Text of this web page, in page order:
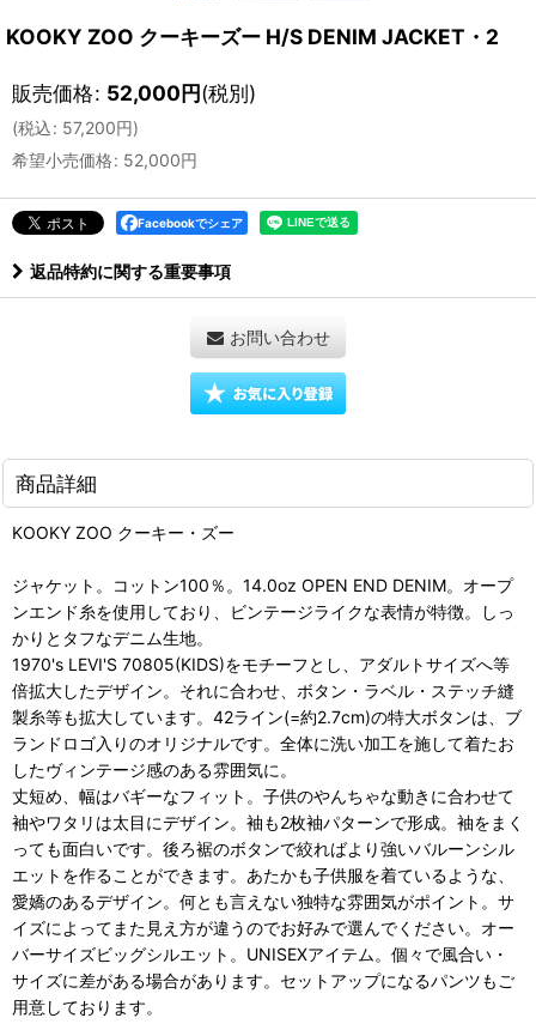
KOOKY ZOO クーキーズー H/S DENIM JACKET・2
販売価格: 52,000円(税別)
(税込: 57,200円)
希望小売価格: 52,000円
Facebookでシェア
返品特約に関する重要事項
お問い合わせ
商品詳細
KOOKY ZOO クーキー・ズー
ジャケット。コットン100％。14.0oz OPEN END DENIM。オープ
ンエンド糸を使用しており、ビンテージライクな表情が特徴。しっ
かりとタフなデニム生地。
1970's LEVI'S 70805(KIDS)をモチーフとし、アダルトサイズへ等
倍拡大したデザイン。それに合わせ、ボタン・ラベル・ステッチ縫
製糸等も拡大しています。42ライン(=約2.7cm)の特大ボタンは、ブ
ランドロゴ入りのオリジナルです。全体に洗い加工を施して着たお
したヴィンテージ感のある雰囲気に。
丈短め、幅はバギーなフィット。子供のやんちゃな動きに合わせて
袖やワタリは太目にデザイン。袖も2枚袖パターンで形成。袖をまく
っても面白いです。後ろ裾のボタンで絞ればより強いバルーンシル
エットを作ることができます。あたかも子供服を着ているような、
愛嬌のあるデザイン。何とも言えない独特な雰囲気がポイント。サ
イズによってまた見え方が違うのでお好みで選んでください。オー
バーサイズビッグシルエット。UNISEXアイテム。個々で風合い・
サイズに差がある場合があります。セットアップになるパンツもご
用意しております。